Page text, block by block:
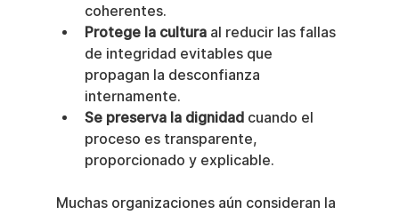
coherentes.
Protege la cultura al reducir las fallas
de integridad evitables que
propagan la desconfianza
internamente.
Se preserva la dignidad cuando el
proceso es transparente,
proporcionado y explicable.
Muchas organizaciones aún consideran la